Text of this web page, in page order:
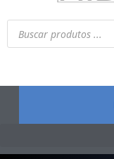
Pesquisar
produtos